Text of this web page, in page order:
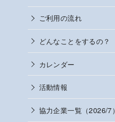
ご利用の流れ
どんなことをするの？
カレンダー
活動情報
協力企業一覧（2026/7）